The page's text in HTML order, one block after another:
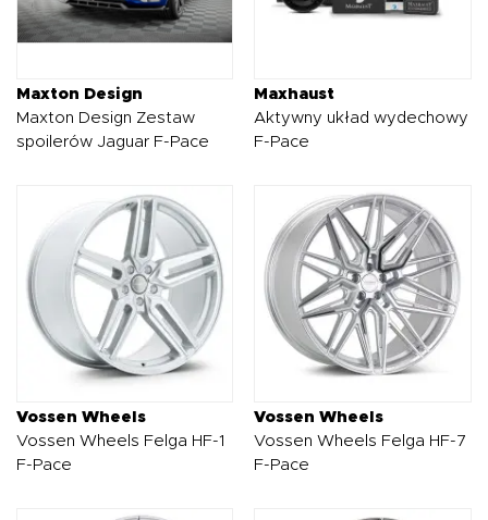
Maxton Design
Maxton Design Zestaw
spoilerów Jaguar F-Pace
Maxhaust
Aktywny układ wydechowy
F-Pace
Vossen Wheels
Vossen Wheels Felga HF-1
F-Pace
Vossen Wheels
Vossen Wheels Felga HF-7
F-Pace